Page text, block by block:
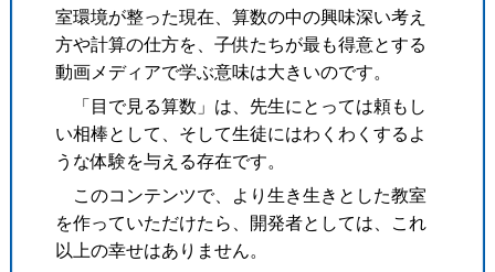
室環境が整った現在、算数の中の興味深い考え
方や計算の仕方を、子供たちが最も得意とする
動画メディアで学ぶ意味は大きいのです。
「目で見る算数」は、先生にとっては頼もし
い相棒として、そして生徒にはわくわくするよ
うな体験を与える存在です。
このコンテンツで、より生き生きとした教室
を作っていただけたら、開発者としては、これ
以上の幸せはありません。